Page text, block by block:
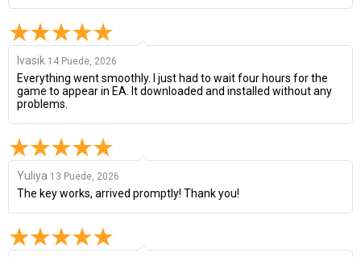
Ivasik 14 Puede, 2026
Everything went smoothly. I just had to wait four hours for the
game to appear in EA. It downloaded and installed without any
problems.
Yuliya 13 Puede, 2026
The key works, arrived promptly! Thank you!